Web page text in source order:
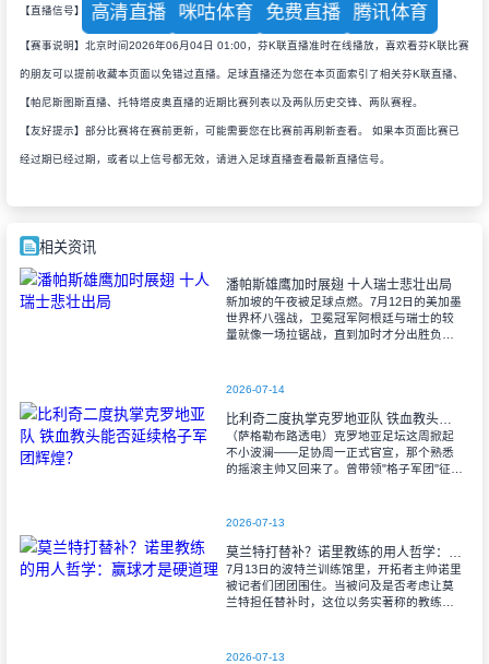
【直播信号】 高清直播 咪咕体育 免费直播 腾讯体育
【赛事说明】北京时间2026年06月04日 01:00，芬K联直播准时在线播放，喜欢看芬K联比赛
的朋友可以提前收藏本页面以免错过直播。足球直播还为您在本页面索引了相关芬K联直播、
【帕尼斯图斯直播、托特塔皮奥直播的近期比赛列表以及两队历史交锋、两队赛程。
【友好提示】部分比赛将在赛前更新，可能需要您在比赛前再刷新查看。 如果本页面比赛已
经过期已经过期，或者以上信号都无效，请进入足球直播查看最新直播信号。
相关资讯
潘帕斯雄鹰加时展翅 十人瑞士悲壮出局
新加坡的午夜被足球点燃。7月12日的美加墨
世界杯八强战，卫冕冠军阿根廷与瑞士的较
量就像一场拉锯战，直到加时才分出胜负。
2026-07-14
比利奇二度执掌克罗地亚队 铁血教头能否延续格子军团辉煌？
（萨格勒布路透电）克罗地亚足坛这周掀起
不小波澜——足协周一正式官宣，那个熟悉
的摇滚主帅又回来了。曾带领"格子军团"征战
2026-07-13
莫兰特打替补？诺里教练的用人哲学：赢球才是硬道理
7月13日的波特兰训练馆里，开拓者主帅诺里
被记者们团团围住。当被问及是否考虑让莫
兰特担任替补时，这位以务实著称的教练露
2026-07-13